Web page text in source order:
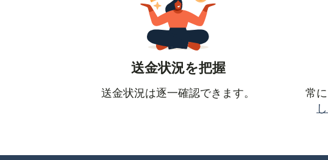
送金状況を把握
送金状況は逐一確認できます。 常